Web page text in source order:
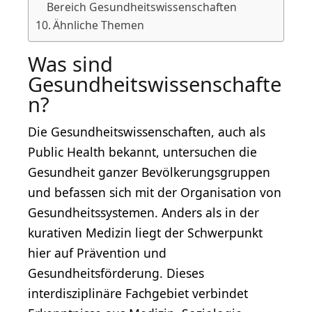
Bereich Gesundheitswissenschaften
Ähnliche Themen
Was sind
Gesundheitswissenschafte
n?
Die Gesundheitswissenschaften, auch als
Public Health bekannt, untersuchen die
Gesundheit ganzer Bevölkerungsgruppen
und befassen sich mit der Organisation von
Gesundheitssystemen. Anders als in der
kurativen Medizin liegt der Schwerpunkt
hier auf Prävention und
Gesundheitsförderung. Dieses
interdisziplinäre Fachgebiet verbindet